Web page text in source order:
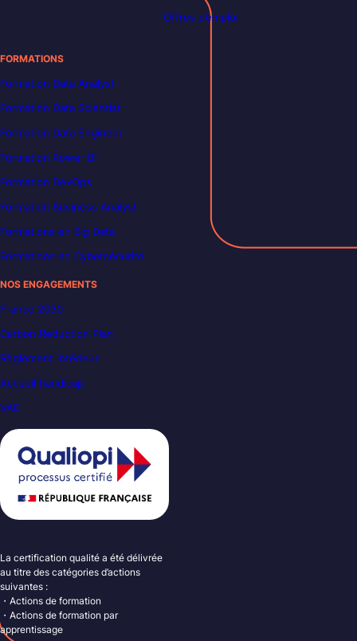
Offres d’emploi
FORMATIONS
Formation Data Analyst
Formation Data Scientist
Formation Data Engineer
Formation Power BI
Formation DevOps
Formation Business Analyst
Formations en Big Data
Formations en Cybersécurité
NOS ENGAGEMENTS
France 2030
Carbon Reduction Plan
Règlement intérieur
Accueil handicap
VAE
La certification qualité a été délivrée
au titre des catégories d’actions
suivantes :
・Actions de formation
・Actions de formation par
apprentissage